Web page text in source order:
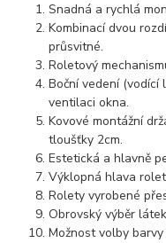
Snadná a rychlá
Kombinací dvou
průsvitné.
Roletový
Boční vedení (vodící
ventilaci okna.
Kovové montážní
tloušťky 2cm.
Estetická a hlavně
Výklopná hlava
Rolety vyrobené
Obrovský výběr
Možnost volby